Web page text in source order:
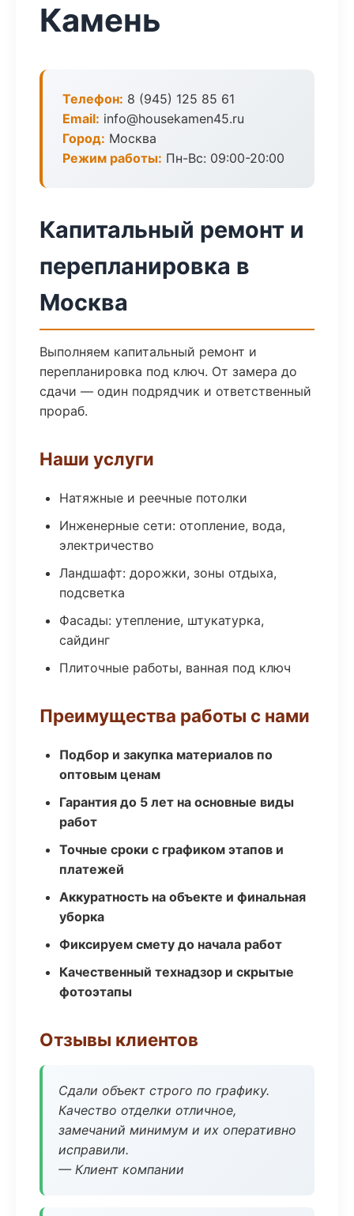
Камень
Телефон: 8 (945) 125 85 61
Email: info@housekamen45.ru
Город: Москва
Режим работы: Пн-Вс: 09:00-20:00
Капитальный ремонт и
перепланировка в
Москва
Выполняем капитальный ремонт и
перепланировка под ключ. От замера до
сдачи — один подрядчик и ответственный
прораб.
Наши услуги
Натяжные и реечные потолки
Инженерные сети: отопление, вода,
электричество
Ландшафт: дорожки, зоны отдыха,
подсветка
Фасады: утепление, штукатурка,
сайдинг
Плиточные работы, ванная под ключ
Преимущества работы с нами
Подбор и закупка материалов по
оптовым ценам
Гарантия до 5 лет на основные виды
работ
Точные сроки с графиком этапов и
платежей
Аккуратность на объекте и финальная
уборка
Фиксируем смету до начала работ
Качественный технадзор и скрытые
фотоэтапы
Отзывы клиентов
Сдали объект строго по графику.
Качество отделки отличное,
замечаний минимум и их оперативно
исправили.
— Клиент компании